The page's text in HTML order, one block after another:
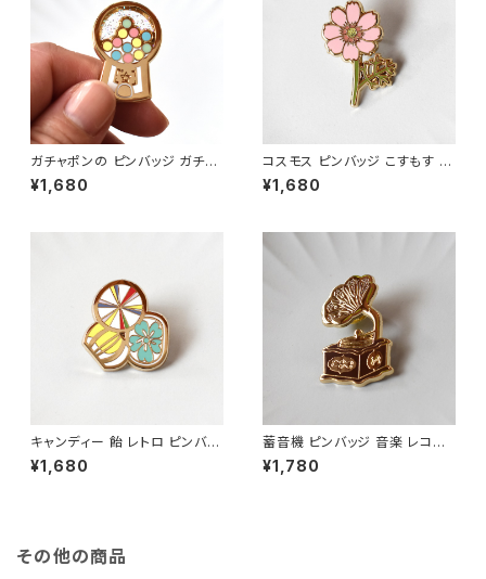
ガチャポンの ピンバッジ ガチャ
ガチャ ピンバッジ エナメルピ
ン ブローチ アクセサリー
¥1,680
コスモス ピンバッジ こすもす 秋
桜 ボタニカル ピンバッジ エナメ
ルピン ブローチ アクセサリ
¥1,680
キャンディー 飴 レトロ ピンバッ
ジ エナメルピン ブローチ アク
セサリー
¥1,680
蓄音機 ピンバッジ 音楽 レコー
ド エナメルピン ブローチ アク
セサリー
¥1,780
その他の商品